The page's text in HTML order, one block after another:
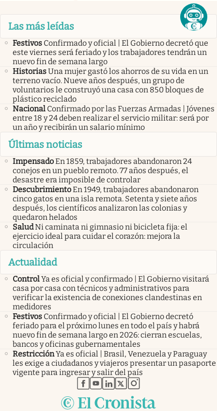
Las más leídas
Festivos Confirmado y oficial | El Gobierno decretó que
este viernes será feriado y los trabajadores tendrán un
nuevo fin de semana largo
HistoriasUna mujer gastó los ahorros de su vida en un
terreno vacío. Nueve años después, un grupo de
voluntarios le construyó una casa con 850 bloques de
plástico reciclado
Nacional Confirmado por las Fuerzas Armadas | Jóvenes
entre 18 y 24 deben realizar el servicio militar: será por
un año y recibirán un salario mínimo
Últimas noticias
ImpensadoEn 1859, trabajadores abandonaron 24
conejos en un pueblo remoto. 77 años después, el
desastre era imposible de controlar
DescubrimientoEn 1949, trabajadores abandonaron
cinco gatos en una isla remota. Setenta y siete años
después, los científicos analizaron las colonias y
quedaron helados
SaludNi caminata ni gimnasio ni bicicleta fija: el
ejercicio ideal para cuidar el corazón: mejora la
circulación
Actualidad
ControlYa es oficial y confirmado | El Gobierno visitará
casa por casa con técnicos y administrativos para
verificar la existencia de conexiones clandestinas en
medidores
Festivos Confirmado y oficial | El Gobierno decretó
feriado para el próximo lunes en todo el país y habrá
nuevo fin de semana largo en 2026: cierran escuelas,
bancos y oficinas gubernamentales
RestricciónYa es oficial | Brasil, Venezuela y Paraguay
les exige a ciudadanos y viajeros presentar un pasaporte
vigente para ingresar y salir del país
abre en nueva pestaña
abre en nueva pestaña
abre en nueva pestaña
abre en nueva pestaña
abre en nueva pestaña